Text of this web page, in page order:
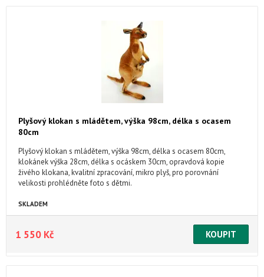
Plyšový klokan s mládětem, výška 98cm, délka s ocasem
80cm
Plyšový klokan s mládětem, výška 98cm, délka s ocasem 80cm,
klokánek výška 28cm, délka s ocáskem 30cm, opravdová kopie
živého klokana, kvalitní zpracování, mikro plyš, pro porovnání
velikosti prohlédněte foto s dětmi.
SKLADEM
1 550 Kč